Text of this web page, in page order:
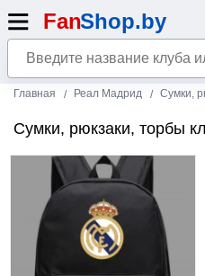
Главная Реал Мадрид Сумки,
Сумки, рюкзаки, торбы